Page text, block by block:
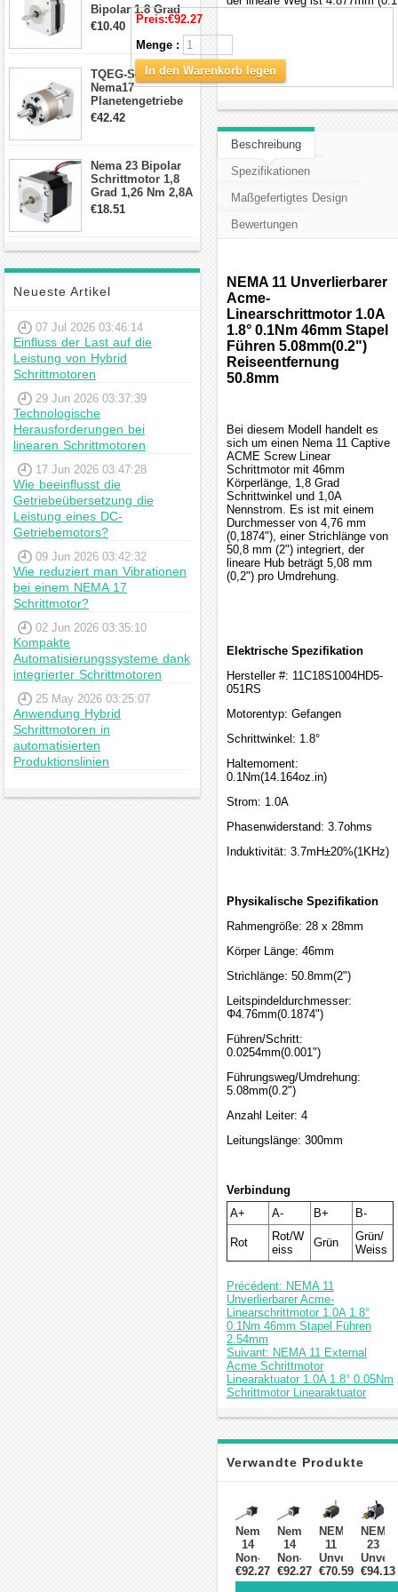
Bipolar 1.8 Grad
8.7Ncm 1A 3.5V 4
Schrittmotor
€10.40
TQEG-Serie
Nema17
Planetengetriebe
10:1 Spiel 15Arc-
€42.42
Nema 23 Bipolar
Schrittmotor 1,8
Grad 1,26 Nm 2,8A
2,5V 4 Drähte
€18.51
Neueste Artikel
07 Jul 2026 03:46:14
Einfluss der Last auf die
Leistung von Hybrid
Schrittmotoren
29 Jun 2026 03:37:39
Technologische
Herausforderungen bei
linearen Schrittmotoren
17 Jun 2026 03:47:28
Wie beeinflusst die
Getriebeübersetzung die
Leistung eines DC-
Getriebemotors?
09 Jun 2026 03:42:32
Wie reduziert man Vibrationen
bei einem NEMA 17
Schrittmotor?
02 Jun 2026 03:35:10
Kompakte
Automatisierungssysteme dank
integrierter Schrittmotoren
25 May 2026 03:25:07
Anwendung Hybrid
Schrittmotoren in
automatisierten
Produktionslinien
Preis:€92.27
Menge :
In den Warenkorb legen
Beschreibung
Spezifikationen
Maßgefertigtes Design
Bewertungen
NEMA 11 Unverlierbarer
Acme-
Linearschrittmotor 1.0A
1.8° 0.1Nm 46mm Stapel
Führen 5.08mm(0.2")
Reiseentfernung
50.8mm
Bei diesem Modell handelt es
sich um einen Nema 11 Captive
ACME Screw Linear
Schrittmotor mit 46mm
Körperlänge, 1,8 Grad
Schrittwinkel und 1,0A
Nennstrom. Es ist mit einem
Durchmesser von 4,76 mm
(0,1874"), einer Strichlänge von
50,8 mm (2") integriert, der
lineare Hub beträgt 5,08 mm
(0,2") pro Umdrehung.
Elektrische Spezifikation
Hersteller #: 11C18S1004HD5-
051RS
Motorentyp: Gefangen
Schrittwinkel: 1.8°
Haltemoment:
0.1Nm(14.164oz.in)
Strom: 1.0A
Phasenwiderstand: 3.7ohms
Induktivität: 3.7mH±20%(1KHz)
Physikalische Spezifikation
Rahmengröße: 28 x 28mm
Körper Länge: 46mm
Strichlänge: 50.8mm(2")
Leitspindeldurchmesser:
Φ4.76mm(0.1874")
Führen/Schritt:
0.0254mm(0.001")
Führungsweg/Umdrehung:
5.08mm(0.2")
Anzahl Leiter: 4
Leitungslänge: 300mm
Verbindung
A+
A- B+ B-
Rot
Rot/W
eiss
Grün
Grün/
Weiss
Précédent: NEMA 11
Unverlierbarer Acme-
Linearschrittmotor 1.0A 1.8°
0.1Nm 46mm Stapel Führen
2.54mm
Suivant: NEMA 11 External
Acme Schrittmotor
Linearaktuator 1.0A 1.8° 0.05Nm
Schrittmotor Linearaktuator
Verwandte Produkte
Nema
14
Non-
captive
Linearer
€92.27
Nema
14
Non-
captive
Schrittmotor
€92.27
NEMA
11
Unverlierbarer
Acme-
€70.59
NEMA
23
Acme-
€94.13